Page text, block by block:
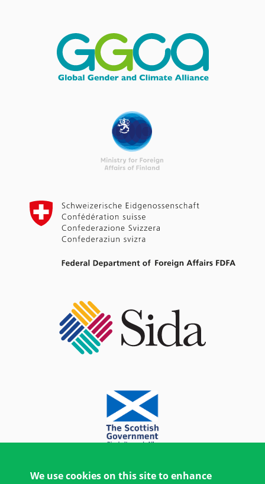
We use cookies on this site to enhance